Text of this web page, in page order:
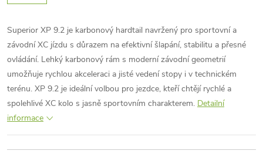
Superior XP 9.2 je karbonový hardtail navržený pro sportovní a
závodní XC jízdu s důrazem na efektivní šlapání, stabilitu a přesné
ovládání. Lehký karbonový rám s moderní závodní geometrií
umožňuje rychlou akceleraci a jisté vedení stopy i v technickém
terénu. XP 9.2 je ideální volbou pro jezdce, kteří chtějí rychlé a
spolehlivé XC kolo s jasně sportovním charakterem. Detailní
informace